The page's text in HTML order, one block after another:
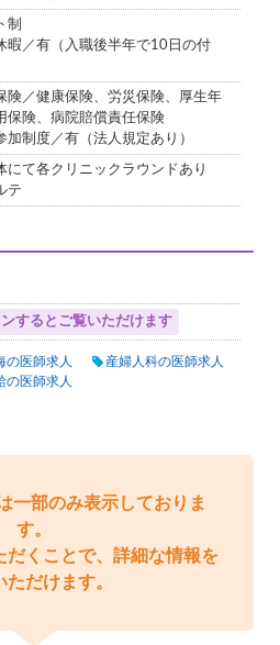
制
暇／有（入職後半年で10日の付
険／健康保険、労災保険、厚生年
保険、病院賠償責任保険
加制度／有（法人規定あり）
にて各クリニックラウンドあり
テ
ンするとご覧いただけます
の医師求人
産婦人科の医師求人
の医師求人
一部のみ表示しておりま
す。
だくことで、詳細な情報を
ただけます。